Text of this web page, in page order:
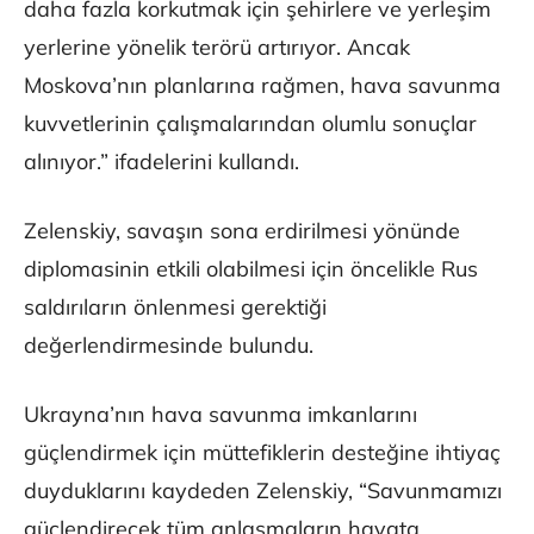
daha fazla korkutmak için şehirlere ve yerleşim
yerlerine yönelik terörü artırıyor. Ancak
Moskova’nın planlarına rağmen, hava savunma
kuvvetlerinin çalışmalarından olumlu sonuçlar
alınıyor.” ifadelerini kullandı.
Zelenskiy, savaşın sona erdirilmesi yönünde
diplomasinin etkili olabilmesi için öncelikle Rus
saldırıların önlenmesi gerektiği
değerlendirmesinde bulundu.
Ukrayna’nın hava savunma imkanlarını
güçlendirmek için müttefiklerin desteğine ihtiyaç
duyduklarını kaydeden Zelenskiy, “Savunmamızı